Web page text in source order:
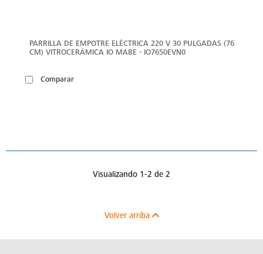
PARRILLA DE EMPOTRE ELÉCTRICA 220 V 30 PULGADAS (76
CM) VITROCERÁMICA IO MABE - IO7650EVN0
Comparar
Visualizando 1-2 de 2
Volver arriba